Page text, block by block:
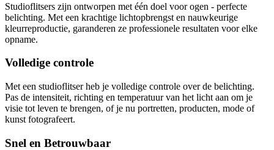
Studioflitsers zijn ontworpen met één doel voor ogen - perfecte
belichting. Met een krachtige lichtopbrengst en nauwkeurige
kleurreproductie, garanderen ze professionele resultaten voor elke
opname.
Volledige controle
Met een studioflitser heb je volledige controle over de belichting.
Pas de intensiteit, richting en temperatuur van het licht aan om je
visie tot leven te brengen, of je nu portretten, producten, mode of
kunst fotografeert.
Snel en Betrouwbaar